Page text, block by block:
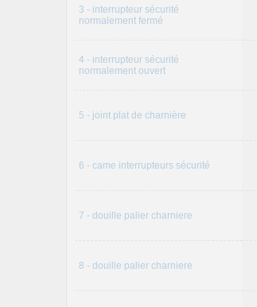
3 - interrupteur sécurité
normalement fermé
4 - interrupteur sécurité
normalement ouvert
5 - joint plat de charnière
6 - came interrupteurs sécurité
7 - douille palier charniere
8 - douille palier charniere